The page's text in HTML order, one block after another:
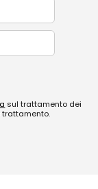
sul trattamento dei
trattamento.